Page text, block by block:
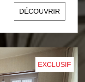
accueille
de bains et wc.
ou salon
En côté :
électrique et
solaires. A
DÉCOUVRIR
EXCLUSIF